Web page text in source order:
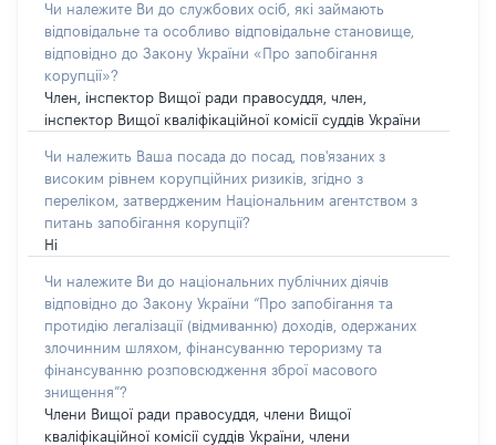
Чи належите Ви до службових осіб, які займають
відповідальне та особливо відповідальне становище,
відповідно до Закону України «Про запобігання
корупції»?
Член, інспектор Вищої ради правосуддя, член,
інспектор Вищої кваліфікаційної комісії суддів України
Чи належить Ваша посада до посад, пов'язаних з
високим рівнем корупційних ризиків, згідно з
переліком, затвердженим Національним агентством з
питань запобігання корупції?
Ні
Чи належите Ви до національних публічних діячів
відповідно до Закону України “Про запобігання та
протидію легалізації (відмиванню) доходів, одержаних
злочинним шляхом, фінансуванню тероризму та
фінансуванню розповсюдження зброї масового
знищення”?
Члени Вищої ради правосуддя, члени Вищої
кваліфікаційної комісії суддів України, члени